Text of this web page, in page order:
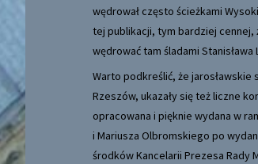
wędrował często ścieżkami
tej publikacji, tym bardziej cennej,
wędrować tam śladami Stanisława
Warto podkreślić, że jarosławskie
Rzeszów, ukazały się też liczne
opracowana i pięknie wydana w
i Mariusza Olbromskiego po
środków Kancelarii Prezesa Rady